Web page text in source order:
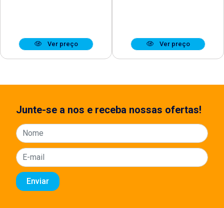
Ver preço Ver preço
Junte-se a nos e receba nossas ofertas!